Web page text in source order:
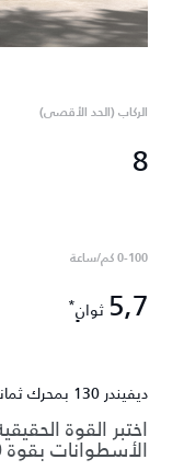
الركاب (الحد الأقصى)
8
0-100 كم/ساعة
5,7 ثوانٍ*
ديفيندر 130 بمحرك ثماني الأسطوانات
اختبر القوة
الأسطوانات بقوة 500 حصان.